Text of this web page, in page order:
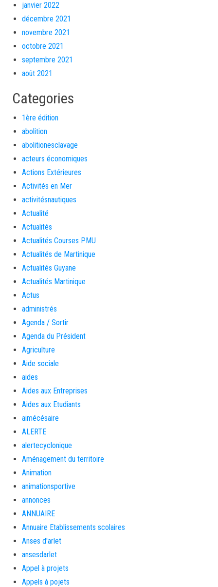
janvier 2022
décembre 2021
novembre 2021
octobre 2021
septembre 2021
août 2021
Categories
1ère édition
abolition
abolitionesclavage
acteurs économiques
Actions Extérieures
Activités en Mer
activitésnautiques
Actualité
Actualités
Actualités Courses PMU
Actualités de Martinique
Actualités Guyane
Actualités Martinique
Actus
administrés
Agenda / Sortir
Agenda du Président
Agriculture
Aide sociale
aides
Aides aux Entreprises
Aides aux Etudiants
aimécésaire
ALERTE
alertecyclonique
Aménagement du territoire
Animation
animationsportive
annonces
ANNUAIRE
Annuaire Etablissements scolaires
Anses d'arlet
ansesdarlet
Appel à projets
Appels à pojets